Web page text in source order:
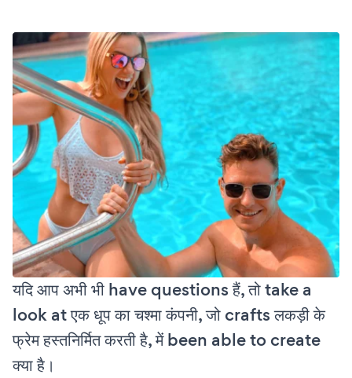
यदि आप अभी भी have questions हैं, तो take a
look at एक धूप का चश्मा कंपनी, जो crafts लकड़ी के
फ्रेम हस्तनिर्मित करती है, में been able to create
क्या है।